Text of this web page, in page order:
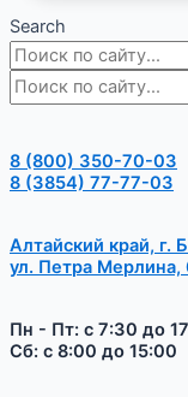
Search
8 (800) 350-70-03
8 (3854) 77-77-03
Алтайский край, г.
ул. Петра Мерлина,
Пн - Пт: с 7:30 до
Сб: с 8:00 до 15:00